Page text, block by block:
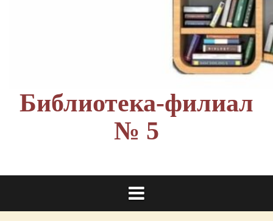
Библиотека-филиал
№ 5